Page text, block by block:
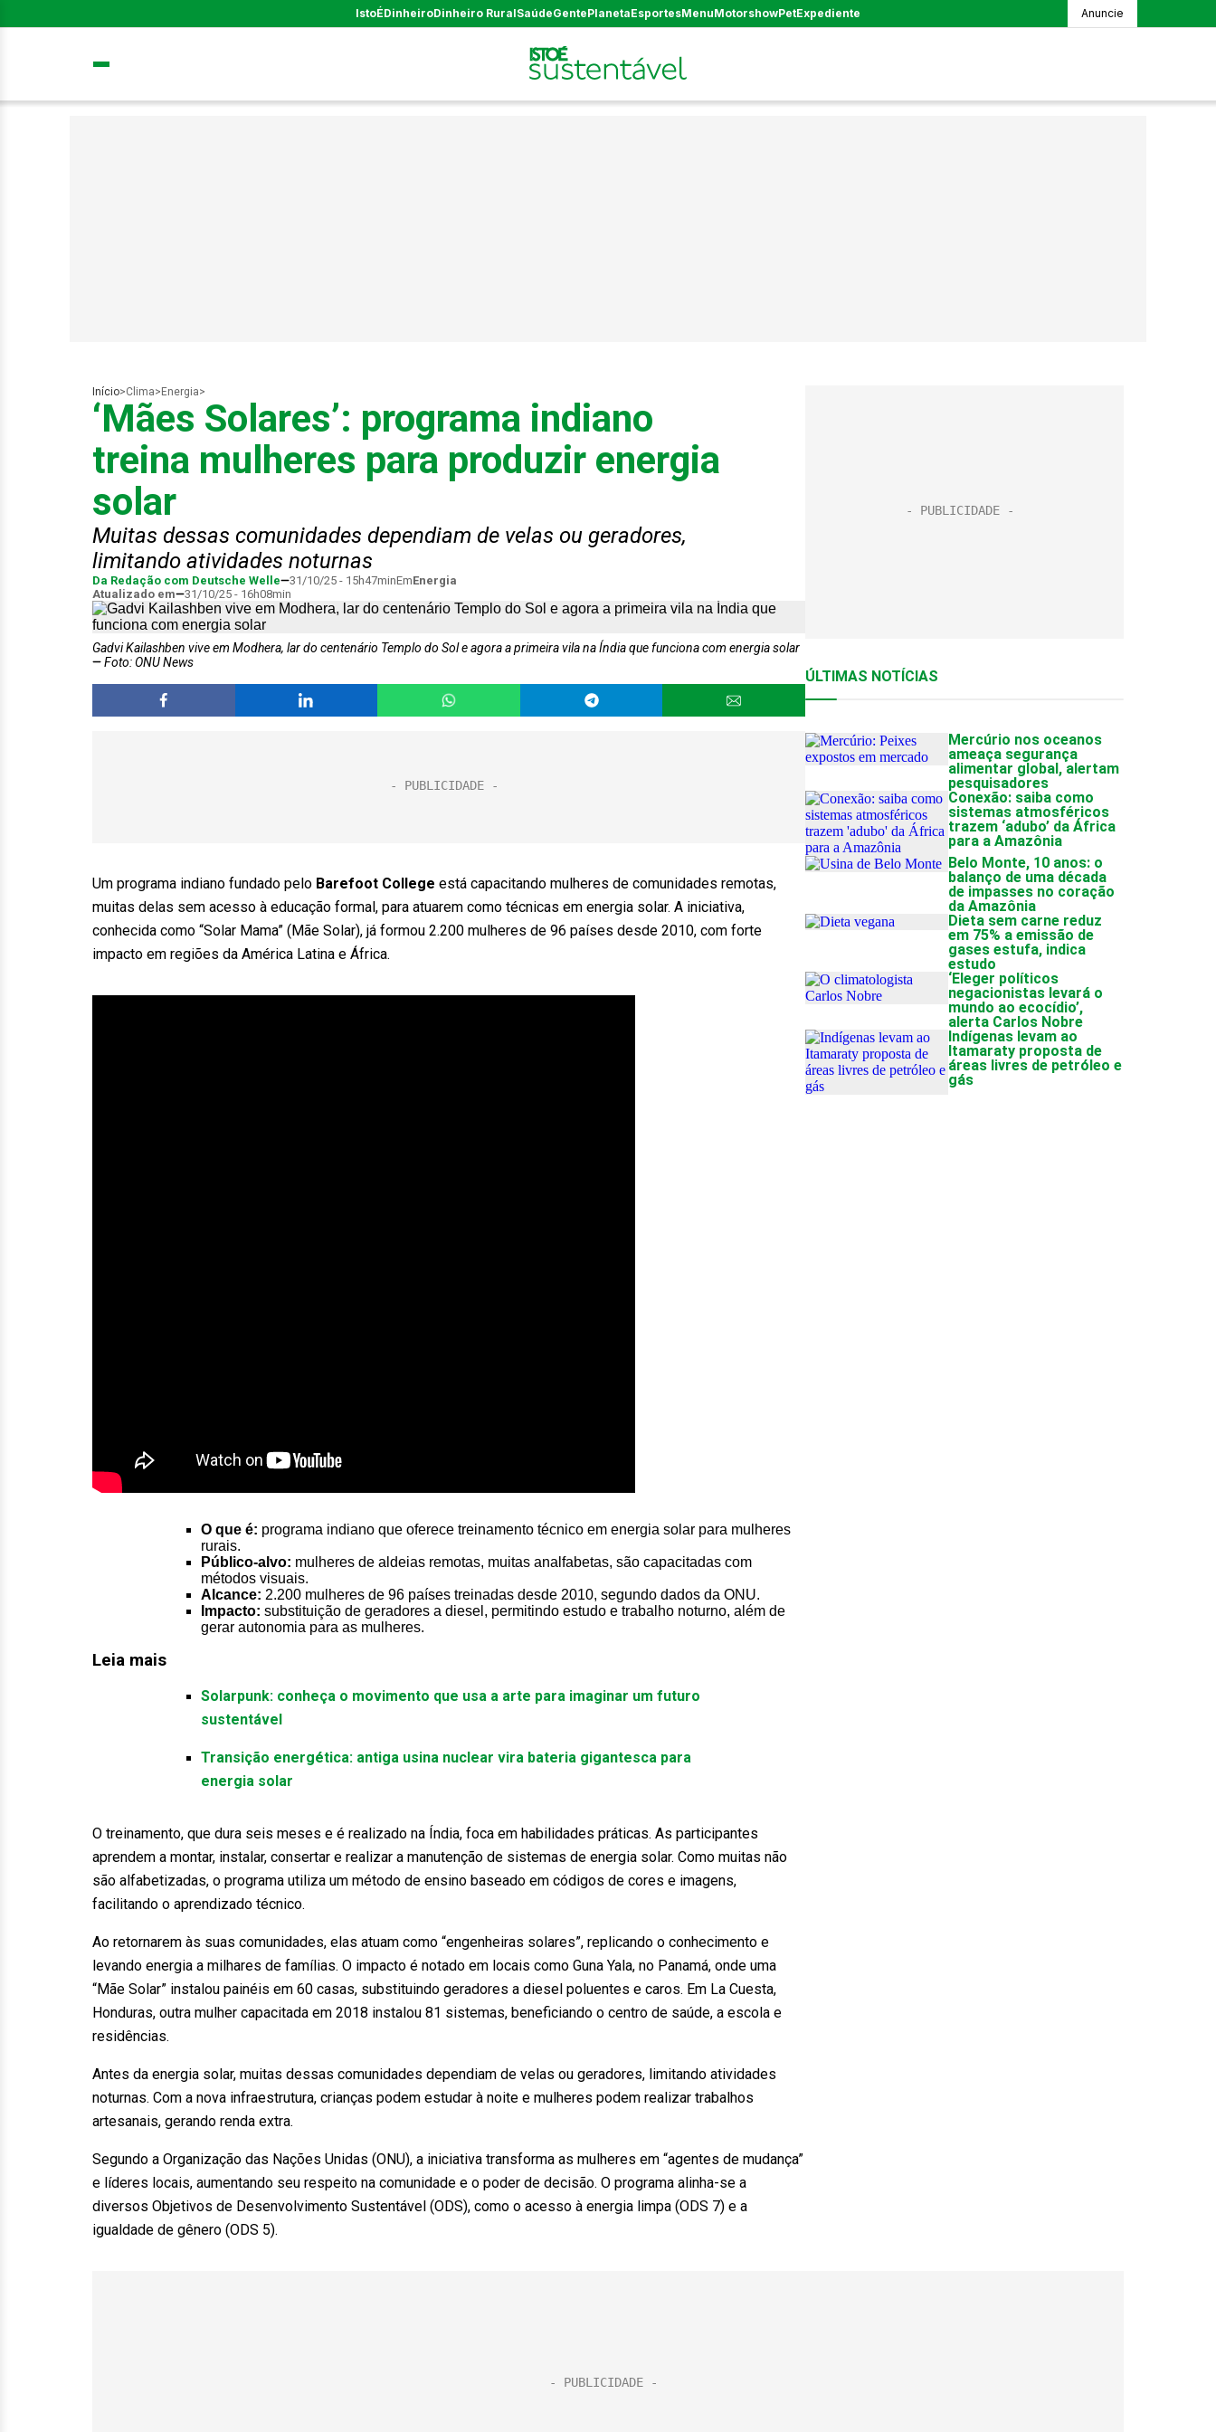
IstoÉDinheiroDinheiro RuralSaúdeGentePlanetaEsportesMenuMotorshowPetExpediente Anuncie
Início>Clima> Energia>
‘Mães Solares’: programa indiano
treina mulheres para produzir energia
solar
Muitas dessas comunidades dependiam de velas ou geradores,
limitando atividades noturnas
Da Redação com Deutsche Welle 31/10/25 - 15h47minEmEnergia
Atualizado em
31/10/25 - 16h08min
Gadvi Kailashben vive em Modhera, lar do centenário Templo do Sol e agora a primeira vila na Índia que funciona com energia solar
Foto: ONU News
Um programa indiano fundado pelo Barefoot College está capacitando mulheres de comunidades remotas,
muitas delas sem acesso à educação formal, para atuarem como técnicas em energia solar. A iniciativa,
conhecida como “Solar Mama” (Mãe Solar), já formou 2.200 mulheres de 96 países desde 2010, com forte
impacto em regiões da América Latina e África.
O que é: programa indiano que oferece treinamento técnico em energia solar para mulheres
rurais.
Público-alvo: mulheres de aldeias remotas, muitas analfabetas, são capacitadas com
métodos visuais.
Alcance: 2.200 mulheres de 96 países treinadas desde 2010, segundo dados da ONU.
Impacto: substituição de geradores a diesel, permitindo estudo e trabalho noturno, além de
gerar autonomia para as mulheres.
Leia mais
Solarpunk: conheça o movimento que usa a arte para imaginar um futuro
sustentável
Transição energética: antiga usina nuclear vira bateria gigantesca para
energia solar
O treinamento, que dura seis meses e é realizado na Índia, foca em habilidades práticas. As participantes
aprendem a montar, instalar, consertar e realizar a manutenção de sistemas de energia solar. Como muitas não
são alfabetizadas, o programa utiliza um método de ensino baseado em códigos de cores e imagens,
facilitando o aprendizado técnico.
Ao retornarem às suas comunidades, elas atuam como “engenheiras solares”, replicando o conhecimento e
levando energia a milhares de famílias. O impacto é notado em locais como Guna Yala, no Panamá, onde uma
“Mãe Solar” instalou painéis em 60 casas, substituindo geradores a diesel poluentes e caros. Em La Cuesta,
Honduras, outra mulher capacitada em 2018 instalou 81 sistemas, beneficiando o centro de saúde, a escola e
residências.
Antes da energia solar, muitas dessas comunidades dependiam de velas ou geradores, limitando atividades
noturnas. Com a nova infraestrutura, crianças podem estudar à noite e mulheres podem realizar trabalhos
artesanais, gerando renda extra.
Segundo a Organização das Nações Unidas (ONU), a iniciativa transforma as mulheres em “agentes de mudança”
e líderes locais, aumentando seu respeito na comunidade e o poder de decisão. O programa alinha-se a
diversos Objetivos de Desenvolvimento Sustentável (ODS), como o acesso à energia limpa (ODS 7) e a
igualdade de gênero (ODS 5).